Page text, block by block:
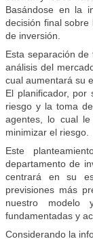
Basándose en la
decisión final
de inversión.
Esta separación
análisis del
cual aumentará su
El planificador,
riesgo y la toma
agentes, lo cual
minimizar el riesgo.
Este
departamento de
centrará en su
previsiones más
nuestro modelo
fundamentadas y
Considerando la